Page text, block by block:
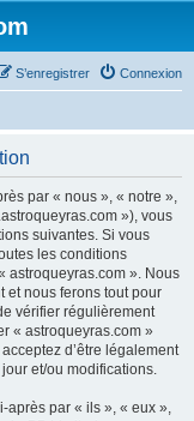
Connexion
S’enregistrer
par « nous », « notre »,
»), vous
suivantes. Si vous
les conditions
astroqueyras.com ». Nous
et nous ferons tout pour
vérifier régulièrement
« astroqueyras.com »
d’être légalement
et/ou modifications.
après par « ils », « eux »,